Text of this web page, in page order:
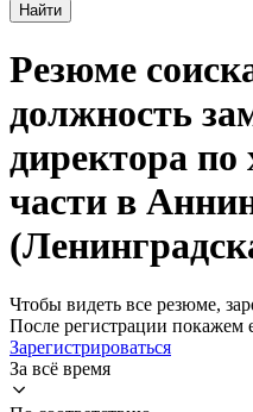
Найти
Резюме
должность
директора по
части в
Чтобы видеть все резюме,
После регистрации покажем
Зарегистрироваться
За всё время